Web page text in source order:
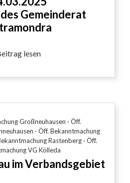
Gemeinderat
lesen
Großneuhausen · Öff.
· Öff. Bekanntmachung
Rastenberg· Öff.
VG Kölleda
im Verbandsgebiet